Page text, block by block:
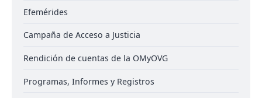
Efemérides
Campaña de Acceso a Justicia
Rendición de cuentas de la OMyOVG
Programas, Informes y Registros